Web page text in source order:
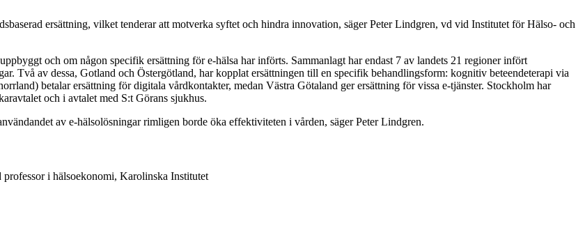
ersättning, vilket tenderar att motverka syftet och hindra innovation, säger Peter Lindgren, vd vid Institutet för Hälso- och
och om någon specifik ersättning för e-hälsa har införts. Sammanlagt har endast 7 av landets 21 regioner infört
Två av dessa, Gotland och Östergötland, har kopplat ersättningen till en specifik behandlingsform: kognitiv beteendeterapi via
betalar ersättning för digitala vårdkontakter, medan Västra Götaland ger ersättning för vissa e-tjänster. Stockholm har
och i avtalet med S:t Görans sjukhus.
av e-hälsolösningar rimligen borde öka effektiviteten i vården, säger Peter Lindgren.
i hälsoekonomi, Karolinska Institutet